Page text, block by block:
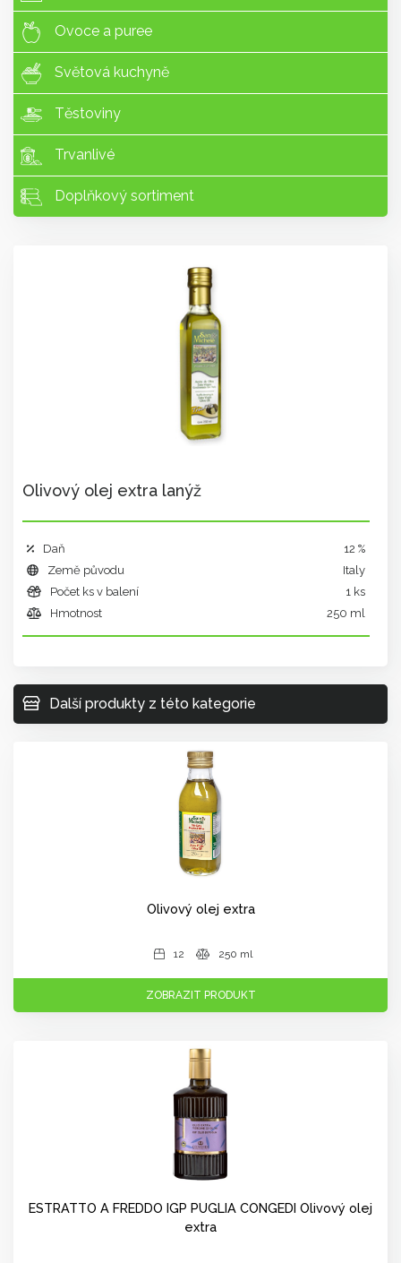
Ovoce a puree
Světová kuchyně
Těstoviny
Trvanlivé
Doplňkový sortiment
Olivový olej extra lanýž
Daň
12 %
Země původu
Italy
Počet ks v balení
1 ks
Hmotnost
250 ml
Další produkty z této kategorie
Olivový olej extra
12 250 ml
ZOBRAZIT PRODUKT
ESTRATTO A FREDDO IGP PUGLIA CONGEDI Olivový olej
extra